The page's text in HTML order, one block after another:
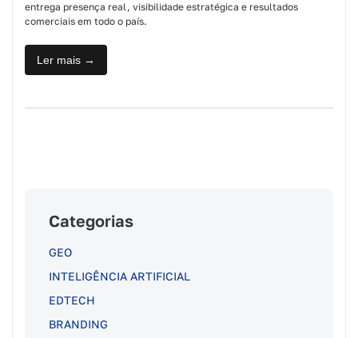
entrega presença real, visibilidade estratégica e resultados
comerciais em todo o país.
Ler mais →
Categorias
GEO
INTELIGÊNCIA ARTIFICIAL
EDTECH
BRANDING